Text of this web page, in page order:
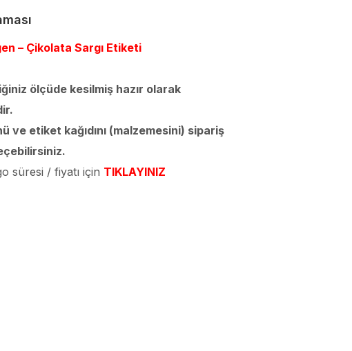
– Çikolata Sargı Etiketi
ölçüde kesilmiş hazır olarak
ve etiket kağıdını (malzemesini) sipariş
süresi / fiyatı için TIKLAYINIZ